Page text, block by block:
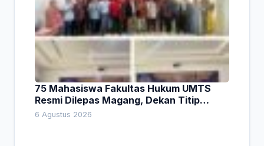
75 Mahasiswa Fakultas Hukum UMTS
Resmi Dilepas Magang, Dekan Titip
Empat Pesan Penting
6 Agustus 2026